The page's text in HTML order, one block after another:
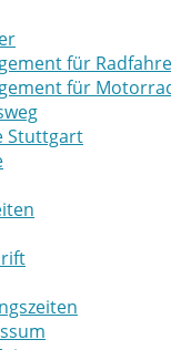
für
für
Stuttgart